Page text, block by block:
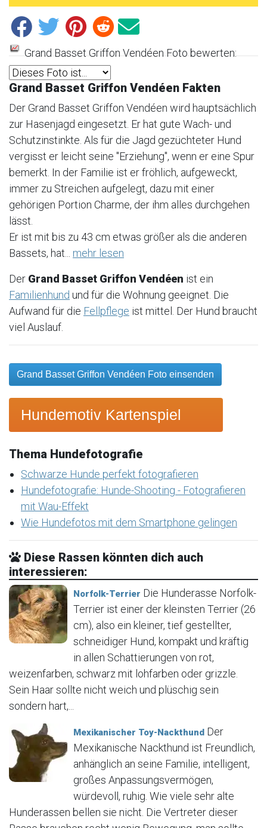
Grand Basset Griffon Vendéen Foto bewerten:
Grand Basset Griffon Vendéen Fakten
Der Grand Basset Griffon Vendéen wird hauptsächlich
zur Hasenjagd eingesetzt. Er hat gute Wach- und
Schutzinstinkte. Als für die Jagd gezüchteter Hund
vergisst er leicht seine "Erziehung", wenn er eine Spur
bemerkt. In der Familie ist er fröhlich, aufgeweckt,
immer zu Streichen aufgelegt, dazu mit einer
gehörigen Portion Charme, der ihm alles durchgehen
lässt.
Er ist mit bis zu 43 cm etwas größer als die anderen
Bassets, hat... mehr lesen
Der Grand Basset Griffon Vendéen ist ein
Familienhund und für die Wohnung geeignet. Die
Aufwand für die Fellpflege ist mittel. Der Hund braucht
viel Auslauf.
Grand Basset Griffon Vendéen Foto einsenden
Hundemotiv Kartenspiel
Thema Hundefotografie
Schwarze Hunde perfekt fotografieren
Hundefotografie: Hunde-Shooting - Fotografieren
mit Wau-Effekt
Wie Hundefotos mit dem Smartphone gelingen
Diese Rassen könnten dich auch
interessieren:
Norfolk-Terrier Die Hunderasse Norfolk-
Terrier ist einer der kleinsten Terrier (26
cm), also ein kleiner, tief gestellter,
schneidiger Hund, kompakt und kräftig
in allen Schattierungen von rot,
weizenfarben, schwarz mit lohfarben oder grizzle.
Sein Haar sollte nicht weich und plüschig sein
sondern hart,...
Mexikanischer Toy-Nackthund Der
Mexikanische Nackthund ist Freundlich,
anhänglich an seine Familie, intelligent,
großes Anpassungsvermögen,
würdevoll, ruhig. Wie viele sehr alte
Hunderassen bellen sie nicht. Die Vertreter dieser